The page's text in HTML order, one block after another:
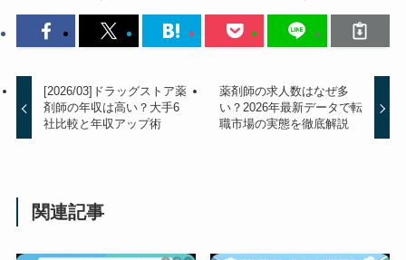
[2026/03]ドラッグストア薬
剤師の年収は高い？大手6
社比較と年収アップ術
薬剤師の求人数はなぜ多
い？2026年最新データで転
職市場の実態を徹底解説
関連記事